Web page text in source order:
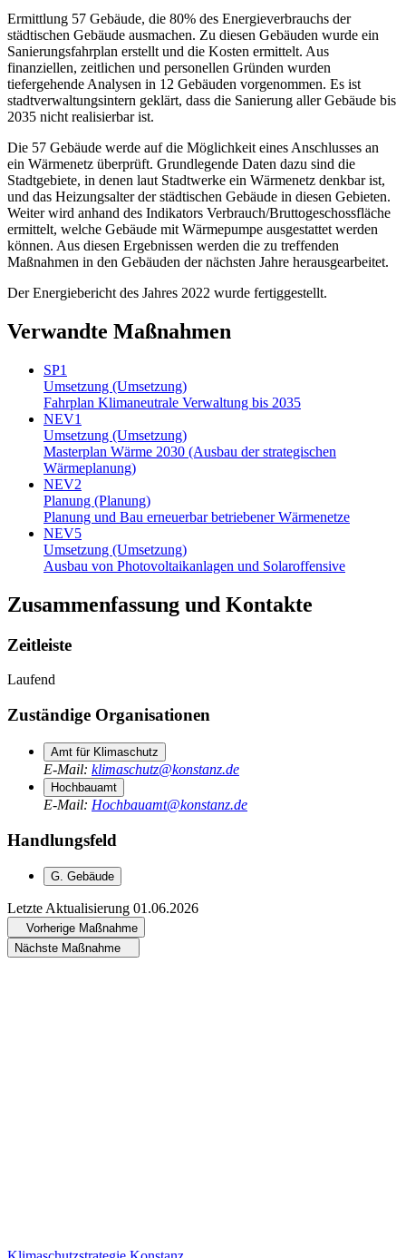
Ermittlung 57 Gebäude, die 80% des Energieverbrauchs der
städtischen Gebäude ausmachen. Zu diesen Gebäuden wurde ein
Sanierungsfahrplan erstellt und die Kosten ermittelt. Aus
finanziellen, zeitlichen und personellen Gründen wurden
tiefergehende Analysen in 12 Gebäuden vorgenommen. Es ist
stadtverwaltungsintern geklärt, dass die Sanierung aller Gebäude bis
2035 nicht realisierbar ist.
Die 57 Gebäude werde auf die Möglichkeit eines Anschlusses an
ein Wärmenetz überprüft. Grundlegende Daten dazu sind die
Stadtgebiete, in denen laut Stadtwerke ein Wärmenetz denkbar ist,
und das Heizungsalter der städtischen Gebäude in diesen Gebieten.
Weiter wird anhand des Indikators Verbrauch/Bruttogeschossfläche
ermittelt, welche Gebäude mit Wärmepumpe ausgestattet werden
können. Aus diesen Ergebnissen werden die zu treffenden
Maßnahmen in den Gebäuden der nächsten Jahre herausgearbeitet.
Der Energiebericht des Jahres 2022 wurde fertiggestellt.
Verwandte Maßnahmen
SP1
Umsetzung (Umsetzung)
Fahrplan Klimaneutrale Verwaltung bis 2035
NEV1
Umsetzung (Umsetzung)
Masterplan Wärme 2030 (Ausbau der strategischen
Wärmeplanung)
NEV2
Planung (Planung)
Planung und Bau erneuerbar betriebener Wärmenetze
NEV5
Umsetzung (Umsetzung)
Ausbau von Photovoltaikanlagen und Solaroffensive
Zusammenfassung und Kontakte
Zeitleiste
Laufend
Zuständige Organisationen
Amt für Klimaschutz
E-Mail: klimaschutz@konstanz.de
Hochbauamt
E-Mail: Hochbauamt@konstanz.de
Handlungsfeld
G. Gebäude
Letzte Aktualisierung 01.06.2026
Vorherige Maßnahme
Nächste Maßnahme